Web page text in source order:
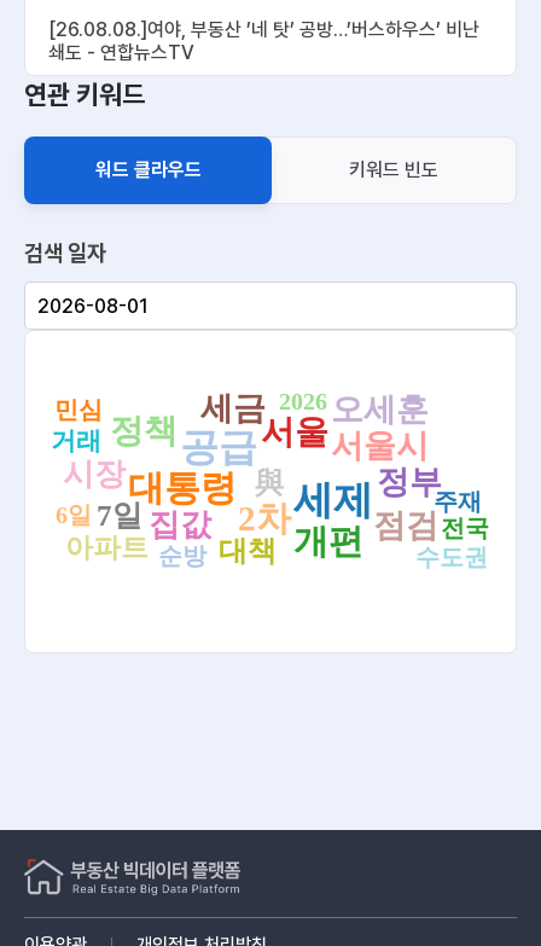
[26.08.08.]여야, 부동산 ’네 탓’ 공방…’버스하우스’ 비난
쇄도 - 연합뉴스TV
[26.08.08.][NNA] 캄보디아 정부, 부동산 가산세 2027
[26.08.08.]어디에 얼마나…주택 추가 공급 청사진에 촉각
- 연합인포맥스
공 '중점' - YTN
[26.08.08.][르포] 부동산 공급 대책에 뜨거운 감자된 ‘용
산공원’… 시민들은 “녹지 지켜야” - 조선비즈 - biz.chosu
n.com
반복, 부동산 정치 멈춰야" - 뉴데일리
[26.08.08.]이르면 다음 주 부동산 공급대책 발표...효과
'주목' - YTN
[26.08.08.]李 대통령 초강경 부동산 정책에…추미애 '경
기도 재정 위기론' 솔솔 - 땅집고
[26.08.08.]여야, 부동산 '네 탓 공방'...2차 부동산 회의 결
[26.08.08.][정치포커스] '조세 정상화' vs '세금 폭탄'…부
동산 세제·공급 두고 여야 격돌 - shinailbo.co.kr
[26.08.08.]토허제 효과봤나…외국인 부동산 매수 2000
명 뚝, 73%가 중국인[부동산AtoZ] - 아시아경제
연관 키워드
워드 클라우드 키워드 빈도
검색 일자
~
검색
세제
공급
대통령
2차
개편
정책 서울서울시
정부
오세훈
세금
점검
집값
시장
7일
與
대책
아파트
거래
수도권
주재
순방
민심
6일 전국
2026